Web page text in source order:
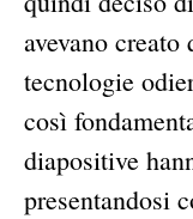
avevano
tecnologie
così
diapositive
presentandosi